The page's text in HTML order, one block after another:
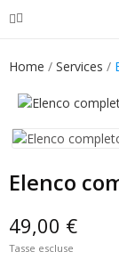
Home Services
Elenco
49,00 €
Tasse escluse